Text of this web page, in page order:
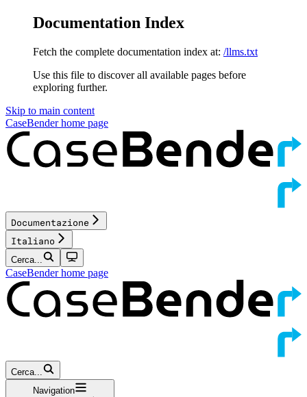
Documentation Index
Fetch the complete documentation index at: /llms.txt
Use this file to discover all available pages before
exploring further.
Skip to main content
CaseBenderhome page
Documentazione
Italiano
Cerca...
CaseBenderhome page
Cerca...
Navigation